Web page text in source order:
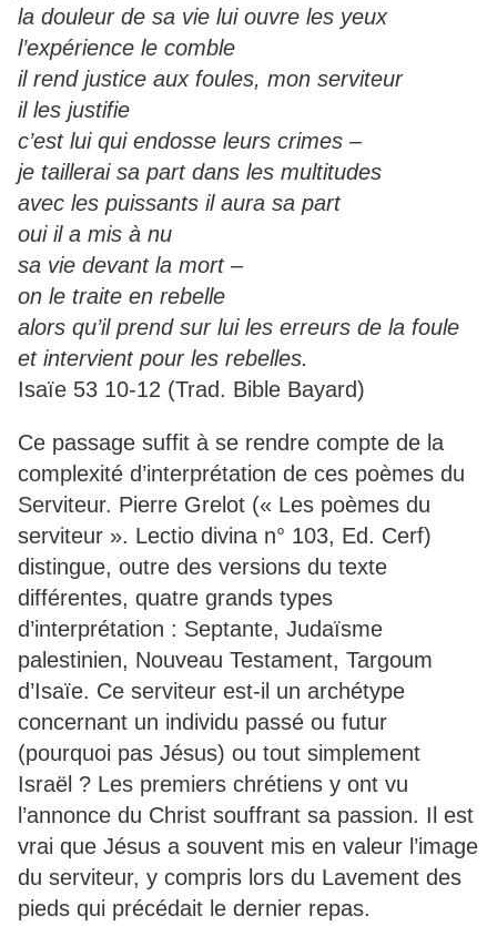
la douleur de sa vie lui ouvre les yeux
l’expérience le comble
il rend justice aux foules, mon serviteur
il les justifie
c’est lui qui endosse leurs crimes –
je taillerai sa part dans les multitudes
avec les puissants il aura sa part
oui il a mis à nu
sa vie devant la mort –
on le traite en rebelle
alors qu’il prend sur lui les erreurs de la foule
et intervient pour les rebelles.
Isaïe 53 10-12 (Trad. Bible Bayard)
Ce passage suffit à se rendre compte de la
complexité d’interprétation de ces poèmes du
Serviteur. Pierre Grelot (« Les poèmes du
serviteur ». Lectio divina n° 103, Ed. Cerf)
distingue, outre des versions du texte
différentes, quatre grands types
d’interprétation : Septante, Judaïsme
palestinien, Nouveau Testament, Targoum
d’Isaïe. Ce serviteur est-il un archétype
concernant un individu passé ou futur
(pourquoi pas Jésus) ou tout simplement
Israël ? Les premiers chrétiens y ont vu
l’annonce du Christ souffrant sa passion. Il est
vrai que Jésus a souvent mis en valeur l’image
du serviteur, y compris lors du Lavement des
pieds qui précédait le dernier repas.